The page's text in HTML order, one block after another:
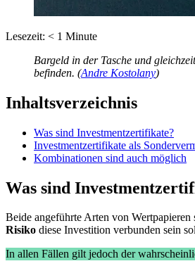
Lesezeit: < 1 Minute
Bargeld in der Tasche und
befinden. (Andre Kostolany)
Inhaltsverzeichnis
Was sind Investmentzertifikate?
Investmentzertifikate als
Kombinationen sind auch möglich
Was sind
Beide angeführte Arten von Wertpapieren
Risiko diese Investition verbunden sein
In allen Fällen gilt jedoch der